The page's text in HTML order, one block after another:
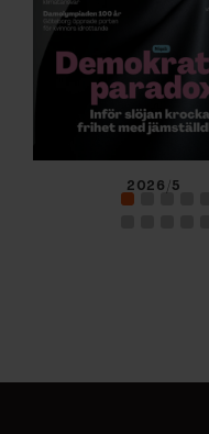
2026/5